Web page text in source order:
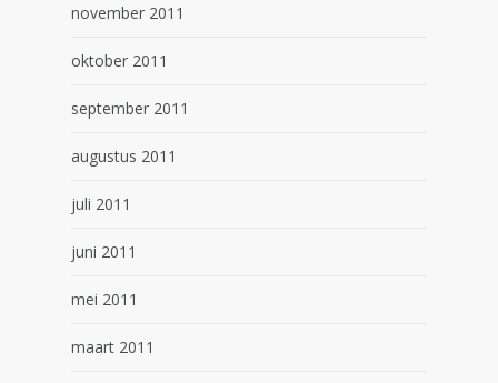
november 2011
oktober 2011
september 2011
augustus 2011
juli 2011
juni 2011
mei 2011
maart 2011